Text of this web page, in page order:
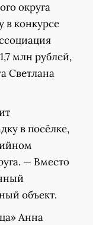
округа
в конкурсе
млн рублей,
Светлана
в посёлке,
— Вместо
объект.
Анна